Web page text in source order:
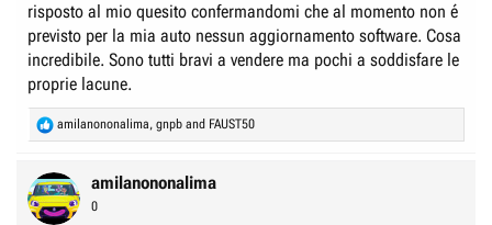
risposto al mio quesito confermandomi che al momento non é
previsto per la mia auto nessun aggiornamento software. Cosa
incredibile. Sono tutti bravi a vendere ma pochi a soddisfare le
proprie lacune.
R
e
c
t
i
amilanononalima, gnpb and FAUST50
amilanononalima
0